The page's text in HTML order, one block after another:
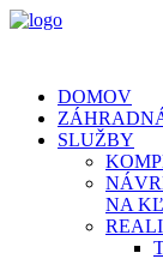
DOMOV
SLUŽBY
NA